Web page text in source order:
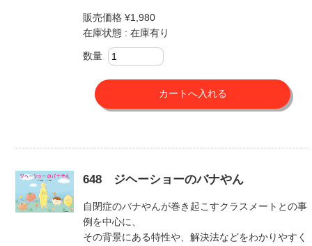
販売価格 ¥1,980
在庫状態 : 在庫有り
数量
648 ジヘーショーのバナやん
自閉症のバナやんが巻き起こすクラスメートとの事
例を中心に、
その背景にある特性や、解決法などをわかりやすく